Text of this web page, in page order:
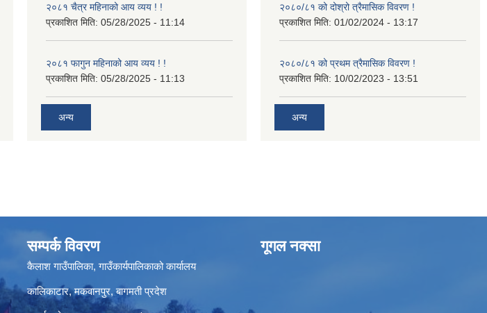
२०८१ चैत्र महिनाको आय व्यय ! !
प्रकाशित मिति: 05/28/2025 - 11:14
२०८१ फागुन महिनाको आय व्यय ! !
प्रकाशित मिति: 05/28/2025 - 11:13
अन्य
२०८०/८१ को दोश्रो त्रैमासिक विवरण !
प्रकाशित मिति: 01/02/2024 - 13:17
२०८०/८१ को प्रथम त्रैमासिक विवरण !
प्रकाशित मिति: 10/02/2023 - 13:51
अन्य
सम्पर्क विवरण
कैलाश गाउँपालिका, गाउँकार्यपालिकाको कार्यालय
कालिकाटार, मकवानपुर, बागमती प्रदेश
गूगल नक्सा